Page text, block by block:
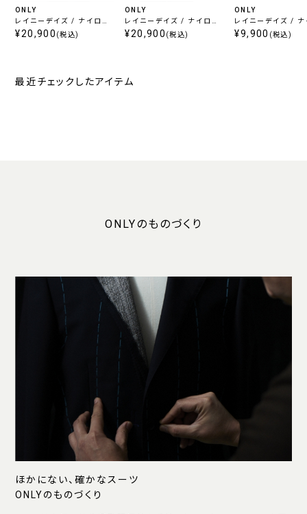
ONLY
レイニーデイズ / ナイロン
ストレッチジャケット グレー
¥20,900 (税込)
ONLY
レイニーデイズ / ナイロン
ストレッチジャケット ネイビ
¥20,900 (税込)
ONLY
レイニーデイズ / ナ
ストレッチパンツ ネ
¥9,900 (税込)
最近チェックしたアイテム
ONLYのものづくり
ほかにない、確かなスーツ
ONLYのものづくり